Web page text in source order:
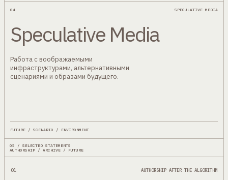
04 SPECULATIVE MEDIA
Speculative Media
Работа с воображаемыми
инфраструктурами, альтернативными
сценариями и образами будущего.
FUTURE / SCENARIO / ENVIRONMENT
05 / SELECTED STATEMENTS
AUTHORSHIP / ARCHIVE / FUTURE
01 AUTHORSHIP AFTER THE ALGORITHM